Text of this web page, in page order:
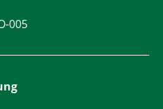
005